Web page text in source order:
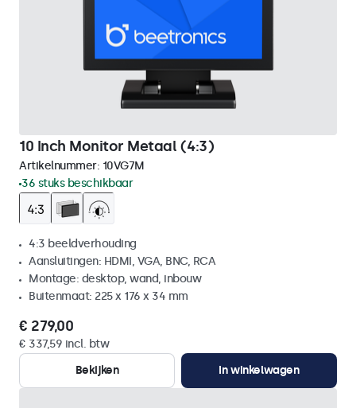
10 Inch Monitor Metaal (4:3)
Artikelnummer: 10VG7M
36 stuks beschikbaar
4:3 beeldverhouding
Aansluitingen: HDMI, VGA, BNC, RCA
Montage: desktop, wand, inbouw
Buitenmaat: 225 x 176 x 34 mm
€ 279,00
€ 337,59 incl. btw
Bekijken
In winkelwagen